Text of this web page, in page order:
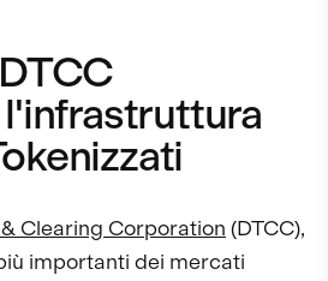
Clearing Corporation (DTCC),
importanti dei mercati